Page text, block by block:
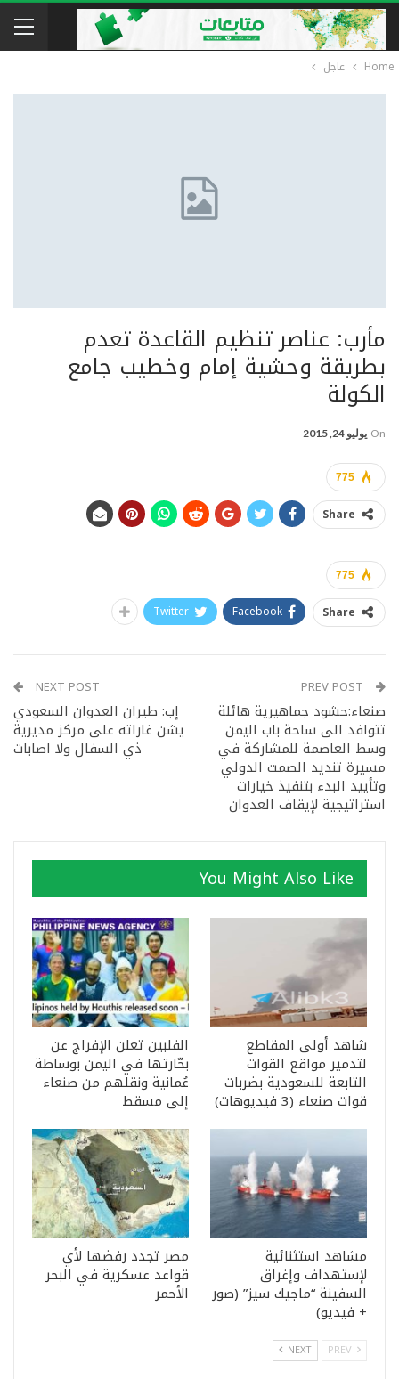
Home عاجل
مأرب: عناصر تنظيم القاعدة تعدم
بطريقة وحشية إمام وخطيب جامع
الكولة
On يوليو 24, 2015
775
Share
775
Share
Facebook
Twitter
صنعاء:حشود جماهيرية هائلة
تتوافد الى ساحة باب اليمن
وسط العاصمة للمشاركة في
مسيرة تنديد الصمت الدولي
وتأييد البدء بتنفيذ خيارات
استراتيجية لإيقاف العدوان
NEXT POST
إب: طيران العدوان السعودي
يشن غاراته على مركز مديرية
ذي السفال ولا اصابات
You Might Also Like
شاهد أولى المقاطع
لتدمير مواقع القوات
التابعة للسعودية بضربات
قوات صنعاء (3 فيديوهات)
الفلبين تعلن الإفراج عن
بحّارتها في اليمن بوساطة
عُمانية ونقلهم من صنعاء
إلى مسقط
مشاهد استثنائية
لإستهداف وإغراق
السفينة “ماجيك سيز” (صور
+ فيديو)
مصر تجدد رفضها لأي
قواعد عسكرية في البحر
الأحمر
NEXT